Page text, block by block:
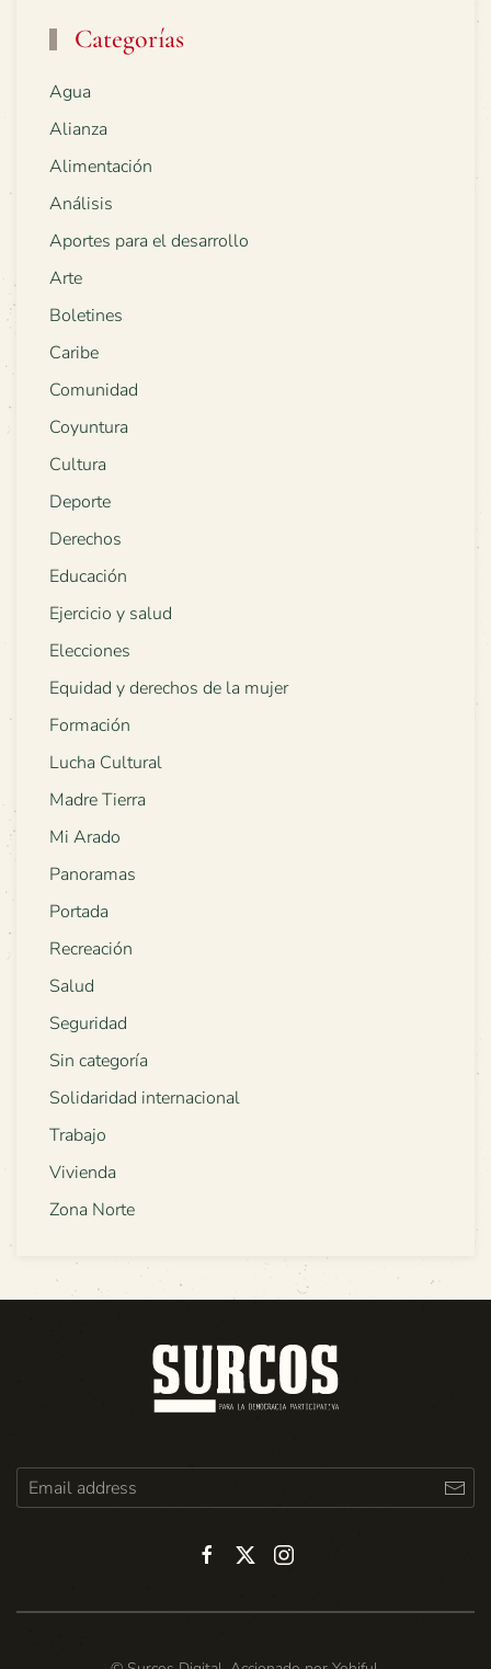
Categorías
Agua
Alianza
Alimentación
Análisis
Aportes para el desarrollo
Arte
Boletines
Caribe
Comunidad
Coyuntura
Cultura
Deporte
Derechos
Educación
Ejercicio y salud
Elecciones
Equidad y derechos de la mujer
Formación
Lucha Cultural
Madre Tierra
Mi Arado
Panoramas
Portada
Recreación
Salud
Seguridad
Sin categoría
Solidaridad internacional
Trabajo
Vivienda
Zona Norte